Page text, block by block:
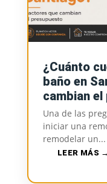
¿Cuánto
baño en
cambian
Una de las
iniciar una
remodelar un...
LEER MÁS